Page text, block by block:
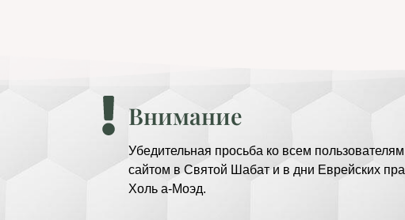
Внимание
Убедительная просьба ко всем
сайтом в Святой Шабат и в дни Еврейских
Холь а-Моэд.